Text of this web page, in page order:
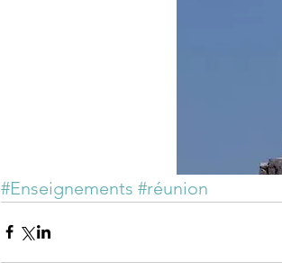
#Enseignements #réunion